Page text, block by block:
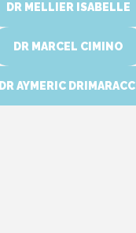
DR MELLIER ISABELLE
DR MARCEL CIMINO
DR AYMERIC DRIMARACCI